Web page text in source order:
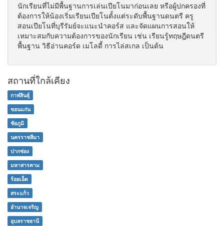
นักเรียนที่ไม่มีพื้นฐานการเล่นเปียโนมาก่อนเลย หรือผู้ปกครองที่
ต้องการให้น้องเริ่มเรียนเปียโนตั้งแต่ระดับพื้นฐานดนตรี ครู
สอนเปียโนที่บุรีรัมย์จะแนะนำคอร์ส และจัดแผนการสอนให้
เหมาะสมกับความต้องการของนักเรียน เช่น เรียนรู้ทฤษฎีดนตรี
พื้นฐาน วิธีอ่านคอร์ด เมโลดี้ การไล่สเกล เป็นต้น
สถานที่ใกล้เคียง
กาฬสินธุ์
ขอนแก่น
ชัยภูมิ
นครราชสีมา
ปากช่อง
มหาสารคาม
ร้อยเอ็ด
สระแก้ว
อำนาจเจริญ
อุบลราชธานี